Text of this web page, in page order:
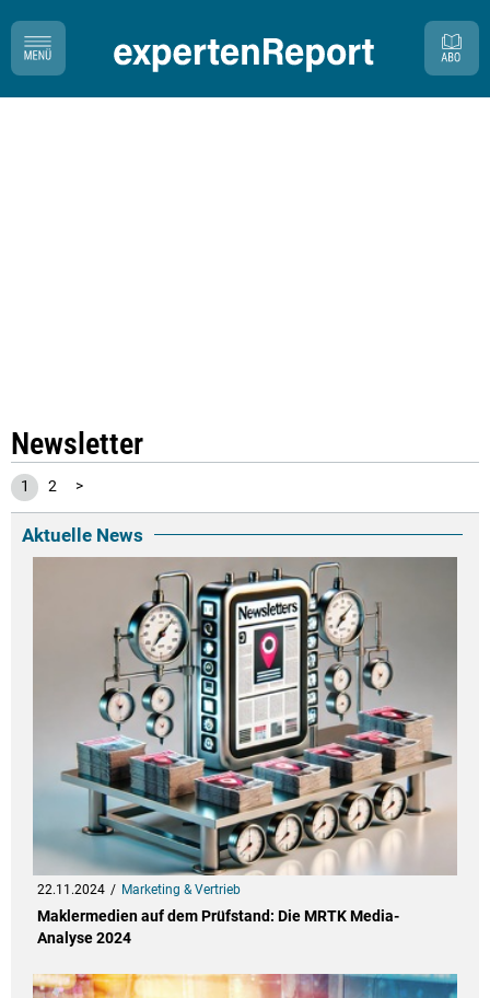
Newsletter
1 2 >
Aktuelle News
22.11.2024 Marketing & Vertrieb
Maklermedien auf dem Prüfstand: Die MRTK Media-
Analyse 2024